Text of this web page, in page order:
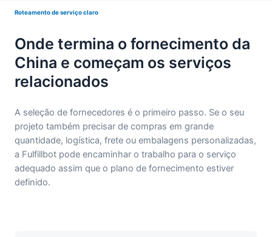
Roteamento de serviço claro
Onde termina o fornecimento da
China e começam os serviços
relacionados
A seleção de fornecedores é o primeiro passo. Se o seu
projeto também precisar de compras em grande
quantidade, logística, frete ou embalagens personalizadas,
a Fulfillbot pode encaminhar o trabalho para o serviço
adequado assim que o plano de fornecimento estiver
definido.